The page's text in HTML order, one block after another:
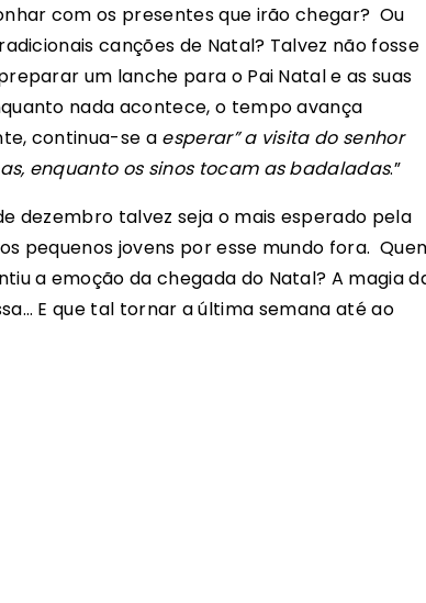
com os presentes que irão chegar? Ou
canções de Natal? Talvez não fosse
um lanche para o Pai Natal e as suas
nada acontece, o tempo avança
continua-se a esperar” a visita do senhor
enquanto os sinos tocam as badaladas.”
dezembro talvez seja o mais esperado pela
pequenos jovens por esse mundo fora.
a emoção da chegada do Natal? A magia
E que tal tornar a última semana até ao